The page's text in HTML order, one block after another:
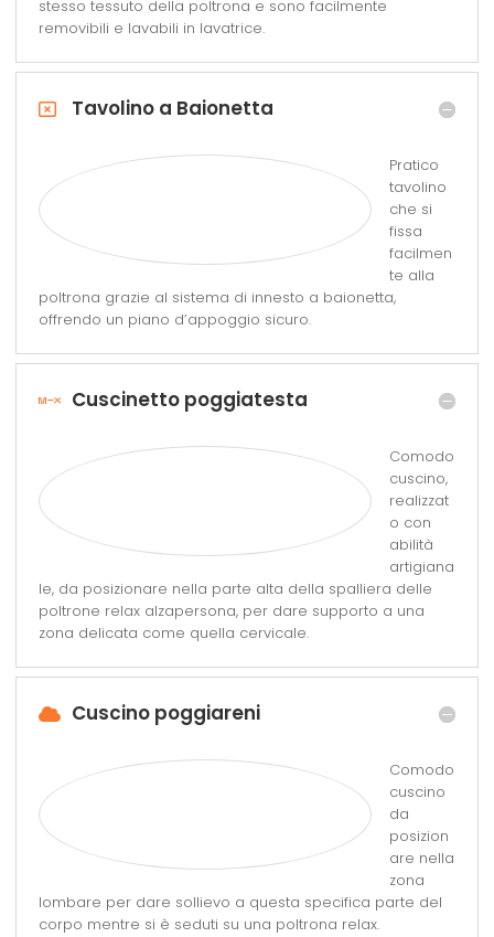
stesso tessuto della poltrona e sono facilmente
removibili e lavabili in lavatrice.
Tavolino a Baionetta
Pratico
tavolino
che si
fissa
facilmen
te alla
poltrona grazie al sistema di innesto a baionetta,
offrendo un piano d’appoggio sicuro.
Cuscinetto poggiatesta
Comodo
cuscino,
realizzat
o con
abilità
artigiana
le, da posizionare nella parte alta della spalliera delle
poltrone relax alzapersona, per dare supporto a una
zona delicata come quella cervicale.
Cuscino poggiareni
Comodo
cuscino
da
posizion
are nella
zona
lombare per dare sollievo a questa specifica parte del
corpo mentre si è seduti su una poltrona relax.